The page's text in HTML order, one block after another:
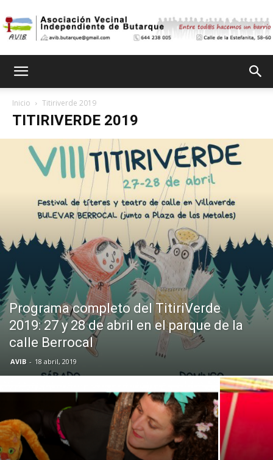
Vecinal
Independiente
Butarque
Inicio Titiriverde 2019
TITIRIVERDE 2019
Programa completo del TitiriVerde
2019: 27 y 28 de abril en el parque de la
calle Berrocal
AVIB - 18 abril, 2019